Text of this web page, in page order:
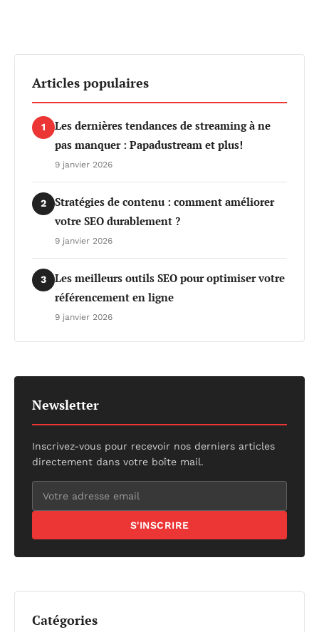
Articles populaires
1
Les dernières tendances de streaming à ne
pas manquer : Papadustream et plus!
9 janvier 2026
2
Stratégies de contenu : comment améliorer
votre SEO durablement ?
9 janvier 2026
3
Les meilleurs outils SEO pour optimiser votre
référencement en ligne
9 janvier 2026
Newsletter
Inscrivez-vous pour recevoir nos derniers articles
directement dans votre boîte mail.
S'INSCRIRE
Catégories